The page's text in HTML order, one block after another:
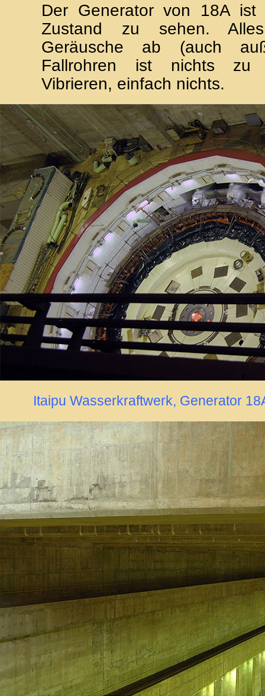
Der Generator von 18A ist
Zustand zu sehen.
Geräusche ab (auch
Fallrohren ist nichts zu
Vibrieren, einfach nichts.
Itaipu Wasserkraftwerk, Generator